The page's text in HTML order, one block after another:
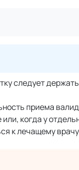
следует
приема
когда у
к лечащему